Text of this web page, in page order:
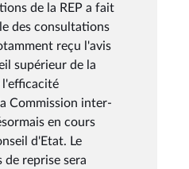
de la REP a fait
des consultations
reçu l'avis
supérieur de la
Commission inter-
en cours
d'Etat. Le
de reprise sera